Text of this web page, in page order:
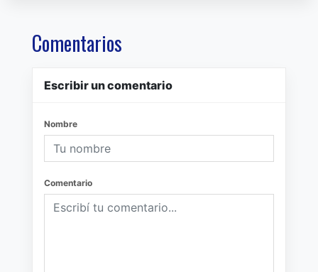
Comentarios
Escribir un comentario
Nombre
Comentario